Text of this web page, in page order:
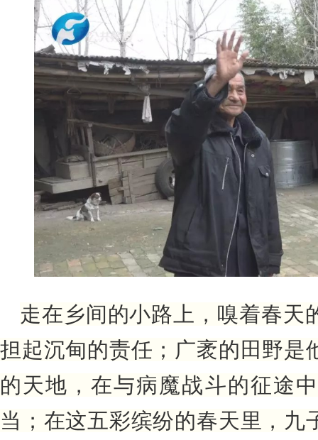
走在乡间的小路上，嗅着春天
担起沉甸的责任； 广袤的田野是
的天地，在与病魔战斗的征途
当； 在这五彩缤纷的春天里，九